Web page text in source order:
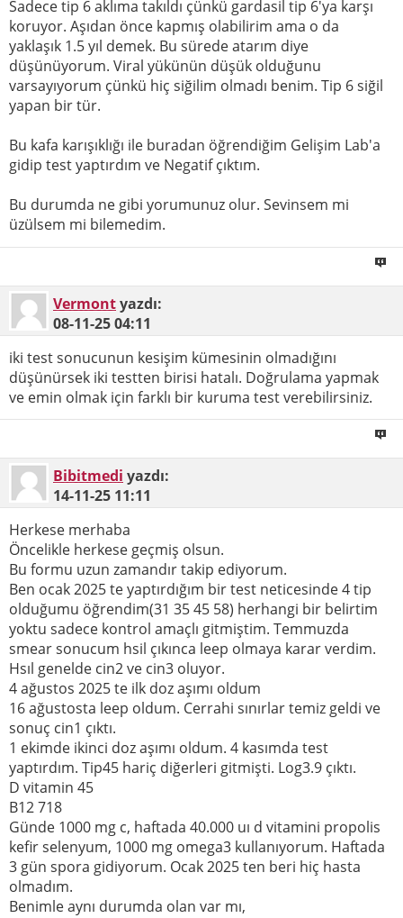
Sadece tip 6 aklıma takıldı çünkü gardasil tip 6'ya karşı
koruyor. Aşıdan önce kapmış olabilirim ama o da
yaklaşık 1.5 yıl demek. Bu sürede atarım diye
düşünüyorum. Viral yükünün düşük olduğunu
varsayıyorum çünkü hiç siğilim olmadı benim. Tip 6 siğil
yapan bir tür.
Bu kafa karışıklığı ile buradan öğrendiğim Gelişim Lab'a
gidip test yaptırdım ve Negatif çıktım.
Bu durumda ne gibi yorumunuz olur. Sevinsem mi
üzülsem mi bilemedim.
Vermontyazdı:
08-11-2504:11
iki test sonucunun kesişim kümesinin olmadığını
düşünürsek iki testten birisi hatalı. Doğrulama yapmak
ve emin olmak için farklı bir kuruma test verebilirsiniz.
Bibitmedi yazdı:
14-11-25 11:11
Herkese merhaba
Öncelikle herkese geçmiş olsun.
Bu formu uzun zamandır takip ediyorum.
Ben ocak 2025 te yaptırdığım bir test neticesinde 4 tip
olduğumu öğrendim(31 35 45 58) herhangi bir belirtim
yoktu sadece kontrol amaçlı gitmiştim. Temmuzda
smear sonucum hsil çıkınca leep olmaya karar verdim.
Hsıl genelde cin2 ve cin3 oluyor.
4 ağustos 2025 te ilk doz aşımı oldum
16 ağustosta leep oldum. Cerrahi sınırlar temiz geldi ve
sonuç cin1 çıktı.
1 ekimde ikinci doz aşımı oldum. 4 kasımda test
yaptırdım. Tip45 hariç diğerleri gitmişti. Log3.9 çıktı.
D vitamin 45
B12 718
Günde 1000 mg c, haftada 40.000 uı d vitamini propolis
kefir selenyum, 1000 mg omega3 kullanıyorum. Haftada
3 gün spora gidiyorum. Ocak 2025 ten beri hiç hasta
olmadım.
Benimle aynı durumda olan var mı,